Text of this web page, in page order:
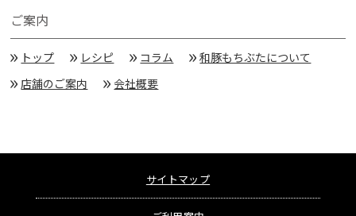
ご案内
トップ レシピ コラム
和豚もちぶたについて
店舗のご案内
会社概要
サイトマップ